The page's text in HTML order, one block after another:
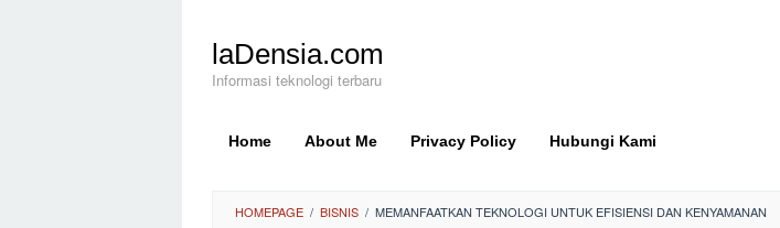
kontenlaDensia.com
Informasi teknologi terbaru
Home About Me Privacy Policy Hubungi Kami
HOMEPAGE / BISNIS / MEMANFAATKAN TEKNOLOGI UNTUK EFISIENSI DAN KENYAMANAN